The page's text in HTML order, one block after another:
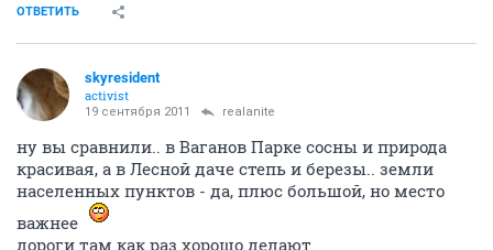
ОТВЕТИТЬ
skyresident
activist
19 сентября 2011 realanite
ну вы сравнили.. в Ваганов Парке сосны и природа
красивая, а в Лесной даче степь и березы.. земли
населенных пунктов - да, плюс большой, но место
важнее
дороги там как раз хорошо делают